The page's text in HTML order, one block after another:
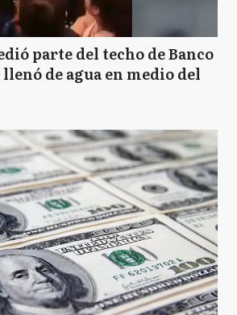
parte del techo de Banco
de agua en medio del